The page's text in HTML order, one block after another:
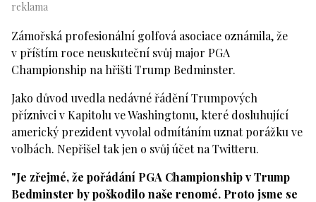
Zámořská profesionální golfová asociace oznámila, že
v příštím roce neuskuteční svůj major PGA
Championship na hřišti Trump Bedminster.
Jako důvod uvedla nedávné řádění Trumpových
příznivci v Kapitolu ve Washingtonu, které dosluhující
americký prezident vyvolal odmítáním uznat porážku ve
volbách. Nepřišel tak jen o svůj účet na Twitteru.
"Je zřejmé, že pořádání PGA Championship v Trump
Bedminster by poškodilo naše renomé. Proto jsme se